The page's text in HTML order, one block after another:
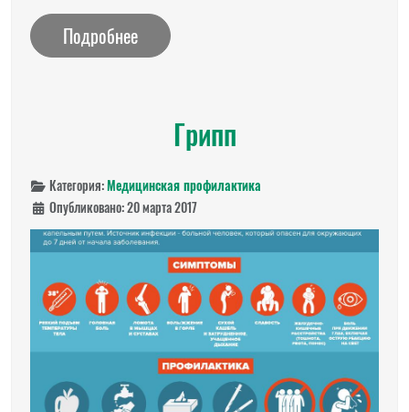
Подробнее
Грипп
Категория:Медицинская профилактика
Опубликовано: 20 марта 2017